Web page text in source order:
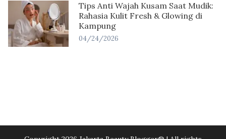
Tips Anti Wajah Kusam Saat Mudik:
Rahasia Kulit Fresh & Glowing di
Kampung
04/24/2026